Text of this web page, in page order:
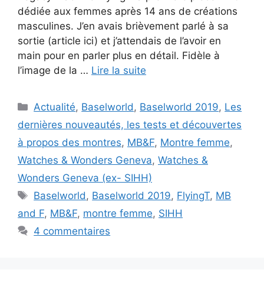
dédiée aux femmes après 14 ans de créations
masculines. J’en avais brièvement parlé à sa
sortie (article ici) et j’attendais de l’avoir en
main pour en parler plus en détail. Fidèle à
l’image de la … Lire la suite
Catégories
Actualité, Baselworld , Baselworld 2019, Les
dernières nouveautés, les tests et découvertes
à propos des montres, MB&F, Montre femme,
Watches & Wonders Geneva, Watches &
Wonders Geneva (ex- SIHH)
Étiquettes
Baselworld , Baselworld 2019, FlyingT, MB
and F, MB&F, montre femme, SIHH
4 commentaires